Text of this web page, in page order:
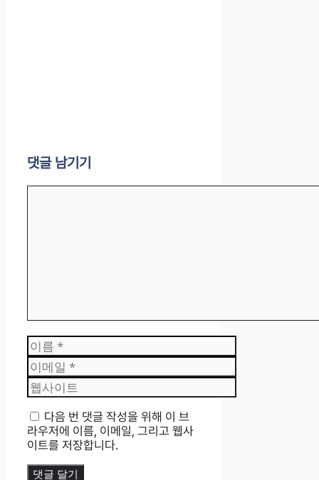
댓글 남기기
이
름
이
메
일
웹
사
이
트
다음 번 댓글 작성을 위해 이 브
라우저에 이름, 이메일, 그리고 웹사
이트를 저장합니다.